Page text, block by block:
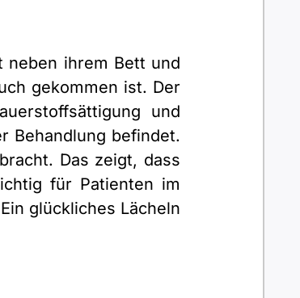
neben ihrem Bett und
gekommen ist. Der
und
Behandlung befindet.
Das zeigt, dass
für Patienten im
glückliches Lächeln